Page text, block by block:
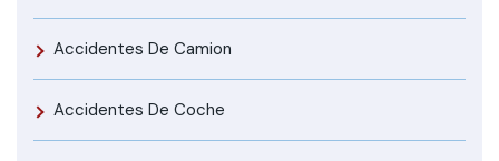
Accidentes De Camion
Accidentes De Coche